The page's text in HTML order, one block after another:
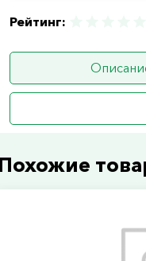
Рейтинг: